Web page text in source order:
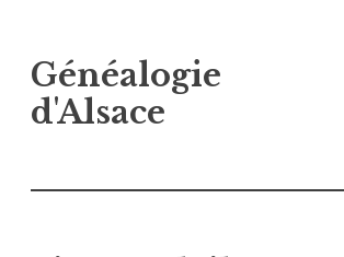
au
contenu
Généalogie
d'Alsace